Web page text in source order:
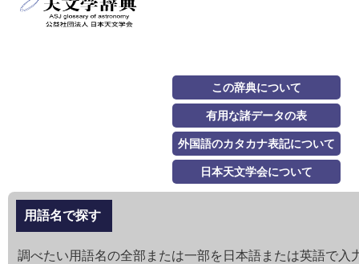
この辞典について
有用な諸データの表
外国語のカタカナ表記について
日本天文学会について
用語名で探す
調べたい用語名の全部または一部を日本語または英語で入